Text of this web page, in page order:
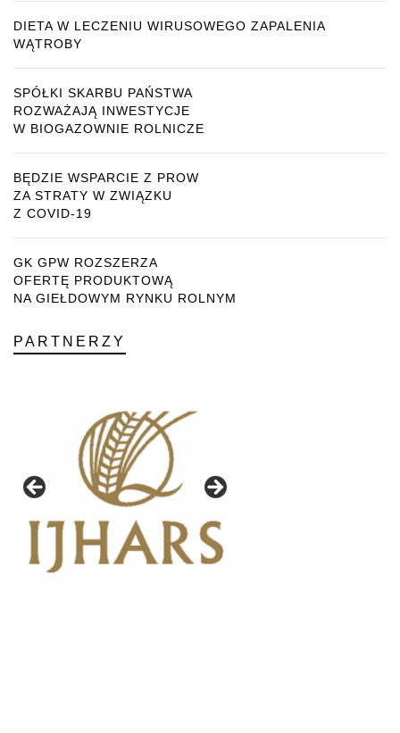
DIETA W LECZENIU WIRUSOWEGO ZAPALENIA
WĄTROBY
SPÓŁKI SKARBU PAŃSTWA
ROZWAŻAJĄ INWESTYCJE
W BIOGAZOWNIE ROLNICZE
BĘDZIE WSPARCIE Z PROW
ZA STRATY W ZWIĄZKU
Z COVID-19
GK GPW ROZSZERZA
OFERTĘ PRODUKTOWĄ
NA GIEŁDOWYM RYNKU ROLNYM
PARTNERZY